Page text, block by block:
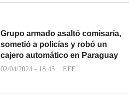
Grupo armado asaltó comisaría,
sometió a policías y robó un
cajero automático en Paraguay
02/04/2024 - 18:43 EFE